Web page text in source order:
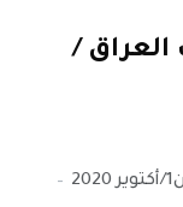
العراق /